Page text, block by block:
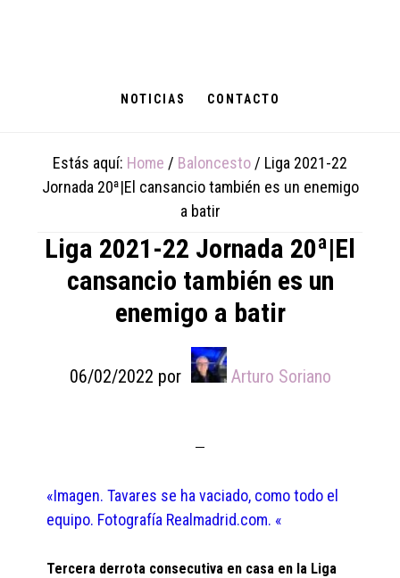
NOTICIAS CONTACTO
Estás aquí: Home / Baloncesto / Liga 2021-22
Jornada 20ª|El cansancio también es un enemigo
a batir
Liga 2021-22 Jornada 20ª|El
cansancio también es un
enemigo a batir
06/02/2022 por Arturo Soriano
«Imagen. Tavares se ha vaciado, como todo el
equipo. Fotografía Realmadrid.com. «
Tercera derrota consecutiva en casa en la Liga